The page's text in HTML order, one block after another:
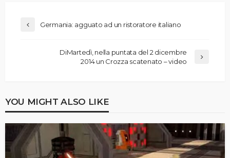
Germania: agguato ad un ristoratore italiano
DiMartedì, nella puntata del 2 dicembre
2014 un Crozza scatenato – video
YOU MIGHT ALSO LIKE